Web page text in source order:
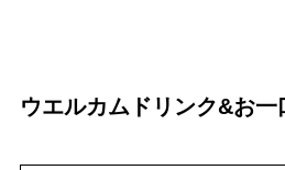
ウエルカムドリンク&お一